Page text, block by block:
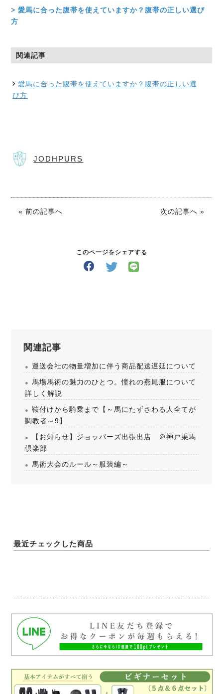
> 愛馬に合った腹帯を使えていますか？腹帯の正しい選び
方
関連記事
愛馬に合った腹帯を使えていますか？腹帯の正しい選
び方
JODHPURS
« 前の記事へ 次の記事へ »
このページをシェアする
関連記事
運送会社の物量増加に伴う商品配送遅延について
馬場馬術の魅力のひとつ。憧れの燕尾服について
詳しく解説
鞍付けから騎乗まで【～馬にたずさわる人全てが
調教者～9】
【お知らせ】ジョッパーズ出張出店 ＠神戸乗馬
倶楽部
馬術大会のルール～服装編～
最近チェックした商品